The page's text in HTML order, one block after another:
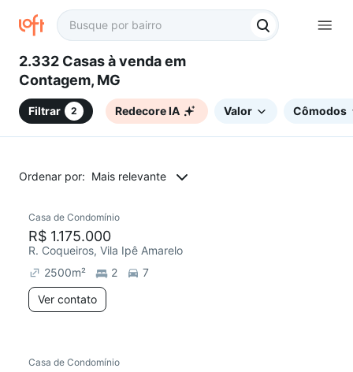
2.332 Casas à venda em
Contagem, MG
Filtrar 2 Redecore IA Valor Cômodos
Ordenar por: Mais relevante
Chegou este mês
Casa de Condomínio
R$ 1.175.000
R. Coqueiros, Vila Ipê Amarelo
2500m² 2
7
Ver contato
Casa de Condomínio